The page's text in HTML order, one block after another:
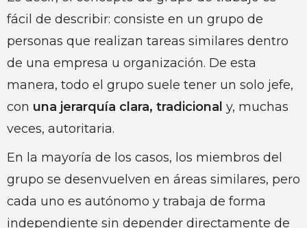
fácil de describir: consiste en un grupo de
personas que realizan tareas similares dentro
de una empresa u organización. De esta
manera, todo el grupo suele tener un solo jefe,
con una jerarquía clara, tradicional y, muchas
veces, autoritaria.
En la mayoría de los casos, los miembros del
grupo se desenvuelven en áreas similares, pero
cada uno es autónomo y trabaja de forma
independiente sin depender directamente de